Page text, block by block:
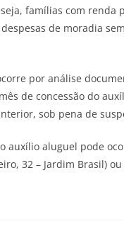
famílias com
de moradia
por análise
de concessão do
sob pena de
auxílio aluguel pode
32 – Jardim Brasil)